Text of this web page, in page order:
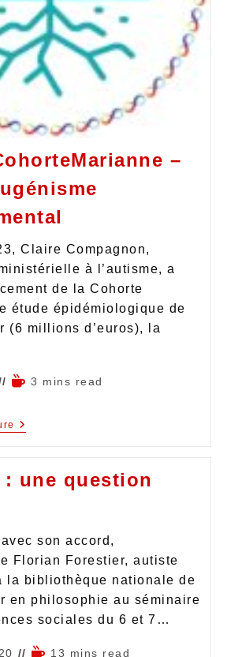
–
Claire Compagnon,
à l’autisme, a
de la Cohorte
étude épidémiologique de
(6 millions d’euros), la
3 mins read
une question
son accord,
Florian Forestier, autiste
la bibliothèque nationale de
en philosophie au séminaire
sociales du 6 et 7…
13 mins read